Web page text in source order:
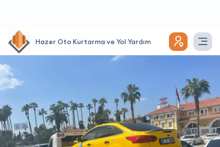
Hazer Oto Kurtarma ve Yol Yardım